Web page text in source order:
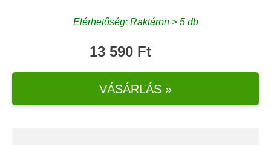
Elérhetőség: Raktáron > 5 db
13 590 Ft
VÁSÁRLÁS »